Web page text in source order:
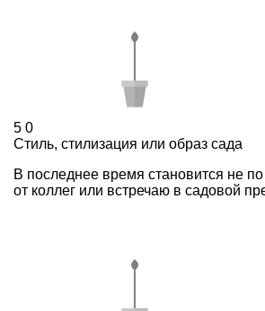
5 0
Стиль, стилизация или образ сада
В последнее время становится не
от коллег или встречаю в садовой